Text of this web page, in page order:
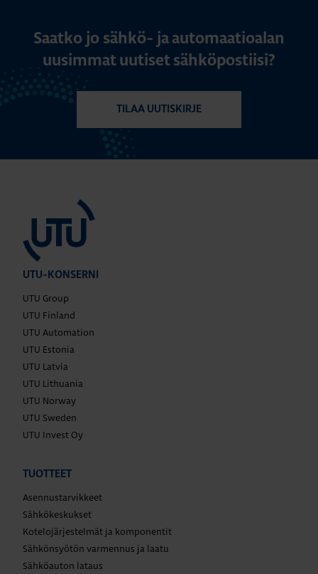
Saatko jo sähkö- ja automaatioalan
uusimmat uutiset sähköpostiisi?
TILAA UUTISKIRJE
UTU-KONSERNI
UTU Group
UTU Finland
UTU Automation
UTU Estonia
UTU Latvia
UTU Lithuania
UTU Norway
UTU Sweden
UTU Invest Oy
TUOTTEET
Asennustarvikkeet
Sähkökeskukset
Kotelojärjestelmät ja komponentit
Sähkönsyötön varmennus ja laatu
Sähköauton lataus